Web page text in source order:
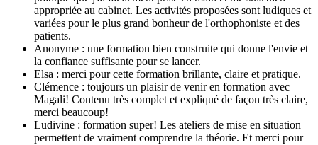
appropriée au cabinet. Les activités proposées sont ludiques et
variées pour le plus grand bonheur de l'orthophoniste et des
patients.
Anonyme : une formation bien construite qui donne l'envie et
la confiance suffisante pour se lancer.
Elsa : merci pour cette formation brillante, claire et pratique.
Clémence : toujours un plaisir de venir en formation avec
Magali! Contenu très complet et expliqué de façon très claire,
merci beaucoup!
Ludivine : formation super! Les ateliers de mise en situation
permettent de vraiment comprendre la théorie. Et merci pour